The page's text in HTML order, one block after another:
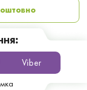
Viber